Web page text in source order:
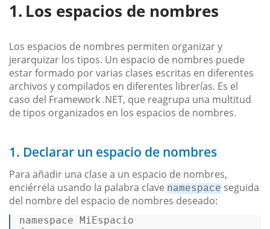
Los espacios de nombres
Los espacios de nombres permiten organizar y
jerarquizar los tipos. Un espacio de nombres puede
estar formado por varias clases escritas en diferentes
archivos y compilados en diferentes librerías. Es el
caso del Framework .NET, que reagrupa una multitud
de tipos organizados en los espacios de nombres.
1. Declarar un espacio de nombres
Para añadir una clase a un espacio de nombres,
enciérrela usando la palabra clave namespace seguida
del nombre del espacio de nombres deseado:
namespace MiEspacio